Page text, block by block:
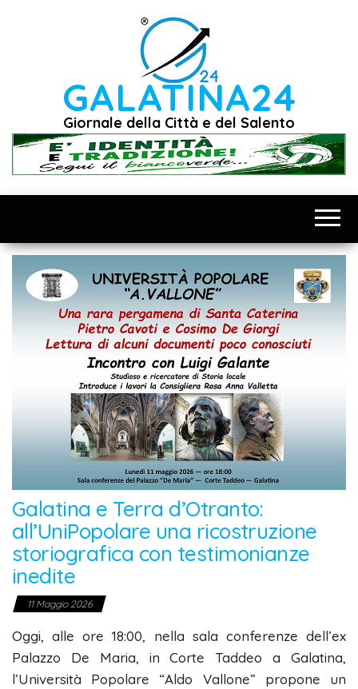
GALATINA24
Giornale della Città e del Salento
Galatina e Terra d’Otranto:
all’UniPopolare una ricostruzione
storiografica con testimonianze
inedite
11 Maggio 2026
Oggi, alle ore 18:00, nella sala conferenze dell’ex
Palazzo De Maria, in Corte Taddeo a Galatina,
l’Università Popolare “Aldo Vallone” propone un